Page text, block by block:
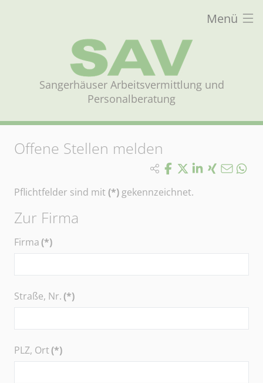
Menü
Sangerhäuser Arbeitsvermittlung und
Personalberatung
Offene Stellen melden
Pflichtfelder sind mit (*) gekennzeichnet.
Zur Firma
Firma(*)
Straße, Nr.(*)
PLZ, Ort(*)